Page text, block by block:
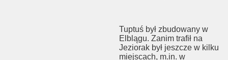
Tuptuś był zbudowany w
Elblągu. Zanim trafił na
Jeziorak był jeszcze w kilku
miejscach, m.in. w